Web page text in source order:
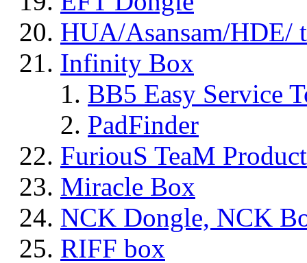
HUA/Asansam/HDE/
Infinity Box
BB5 Easy Service
PadFinder
FuriouS TeaM
Miracle Box
NCK Dongle, NCK
RIFF box